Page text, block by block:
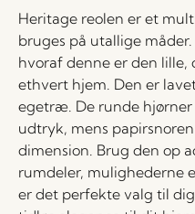
Heritage reolen er et
bruges på utallige
hvoraf denne er den lille,
ethvert hjem. Den er
egetræ. De runde
udtryk, mens
dimension. Brug den op
rumdeler, mulighederne
er det perfekte valg til